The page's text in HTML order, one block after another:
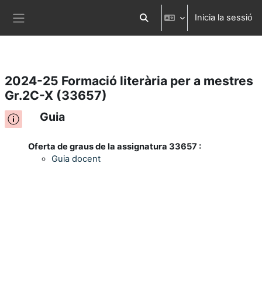
Ves al contingut principal Commuta l'entrada de la cerca
Inicia la sessió
2024-25 Formació literària per a mestres
Gr.2C-X (33657)
Guia
Oferta de graus de la assignatura 33657 :
Guia docent